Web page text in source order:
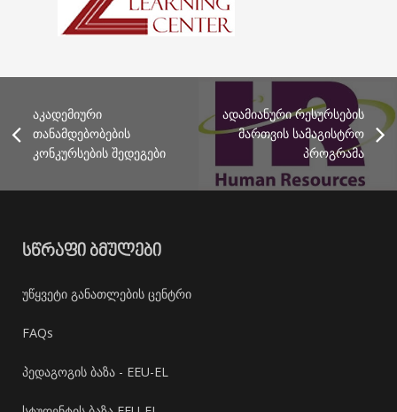
აკადემიური
თანამდებობების
კონკურსების შედეგები
ადამიანური რესურსების
მართვის სამაგისტრო
პროგრამა
ᲡᲬᲠᲐᲤᲘ ᲑᲛᲣᲚᲔᲑᲘ
უწყვეტი განათლების ცენტრი
FAQs
პედაგოგის ბაზა - EEU-EL